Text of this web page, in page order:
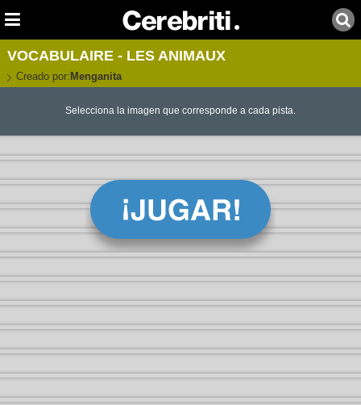
VOCABULAIRE - LES ANIMAUX
Creado por: Menganita
Selecciona la imagen que corresponde a cada pista.